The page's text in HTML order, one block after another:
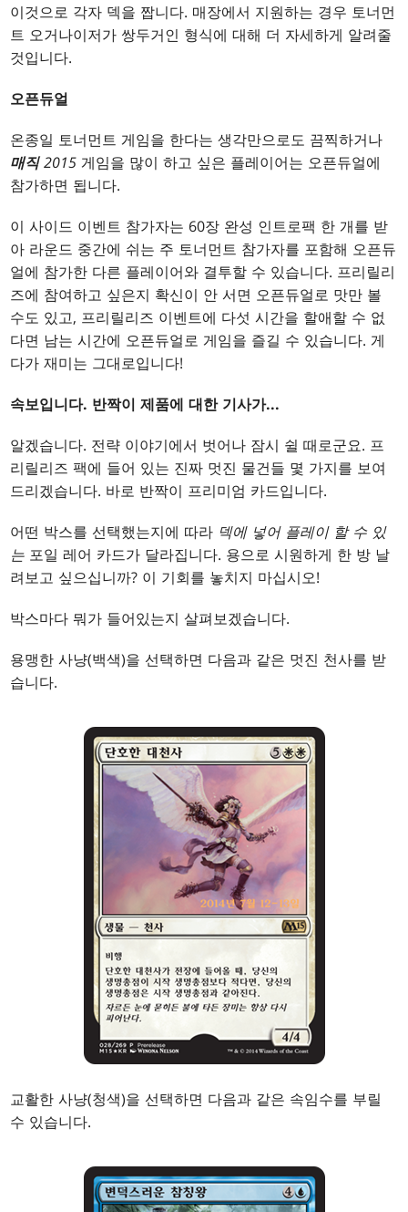
이것으로 각자 덱을 짭니다. 매장에서 지원하는 경우 토너먼
트 오거나이저가 쌍두거인 형식에 대해 더 자세하게 알려줄
것입니다.
오픈듀얼
온종일 토너먼트 게임을 한다는 생각만으로도 끔찍하거나
매직2015 게임을 많이 하고 싶은 플레이어는 오픈듀얼에
참가하면 됩니다.
이 사이드 이벤트 참가자는 60장 완성 인트로팩 한 개를 받
아 라운드 중간에 쉬는 주 토너먼트 참가자를 포함해 오픈듀
얼에 참가한 다른 플레이어와 결투할 수 있습니다. 프리릴리
즈에 참여하고 싶은지 확신이 안 서면 오픈듀얼로 맛만 볼
수도 있고, 프리릴리즈 이벤트에 다섯 시간을 할애할 수 없
다면 남는 시간에 오픈듀얼로 게임을 즐길 수 있습니다. 게
다가 재미는 그대로입니다!
속보입니다. 반짝이 제품에 대한 기사가...
알겠습니다. 전략 이야기에서 벗어나 잠시 쉴 때로군요. 프
리릴리즈 팩에 들어 있는 진짜 멋진 물건들 몇 가지를 보여
드리겠습니다. 바로 반짝이 프리미엄 카드입니다.
어떤 박스를 선택했는지에 따라 덱에 넣어 플레이 할 수 있
는 포일 레어 카드가 달라집니다. 용으로 시원하게 한 방 날
려보고 싶으십니까? 이 기회를 놓치지 마십시오!
박스마다 뭐가 들어있는지 살펴보겠습니다.
용맹한 사냥(백색)을 선택하면 다음과 같은 멋진 천사를 받
습니다.
교활한 사냥(청색)을 선택하면 다음과 같은 속임수를 부릴
수 있습니다.